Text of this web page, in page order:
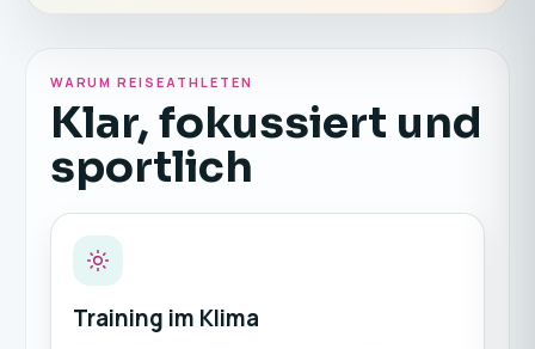
WARUM REISEATHLETEN
Klar, fokussiert und
sportlich
Training im Klima